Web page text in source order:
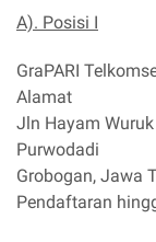
A). Posisi I
GraPARI
Alamat
Jln Hayam
Purwodadi
Grobogan, Jawa
Pendaftaran